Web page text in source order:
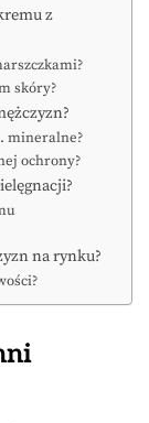
z
skóry?
mineralne?
ochrony?
na rynku?